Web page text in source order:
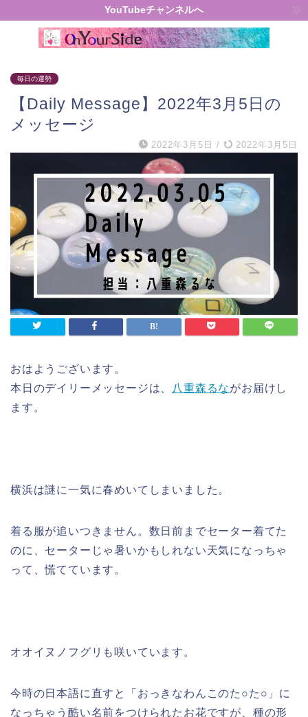
YouTubeチャンネルへ
毎日の運勢
【Daily Message】2022年3月5日の
メッセージ
2022年3月5日 / 2022年3月5日
おはようございます。
本日のデイリーメッセージは、
八重森るながお届けし
ます。
横浜は謎に一気に春めいてしまいました。
着る服が追いつきません。数日前までセーター着てた
のに、セーターじゃ暑いかもしれない天気になっちゃ
って、慌てています。
オオイヌノフグリも咲いています。
今時の日本語に直すと「おっきなわんこのた○た○」に
なっちゃう酷い名前をつけられたお花ですが、種の形